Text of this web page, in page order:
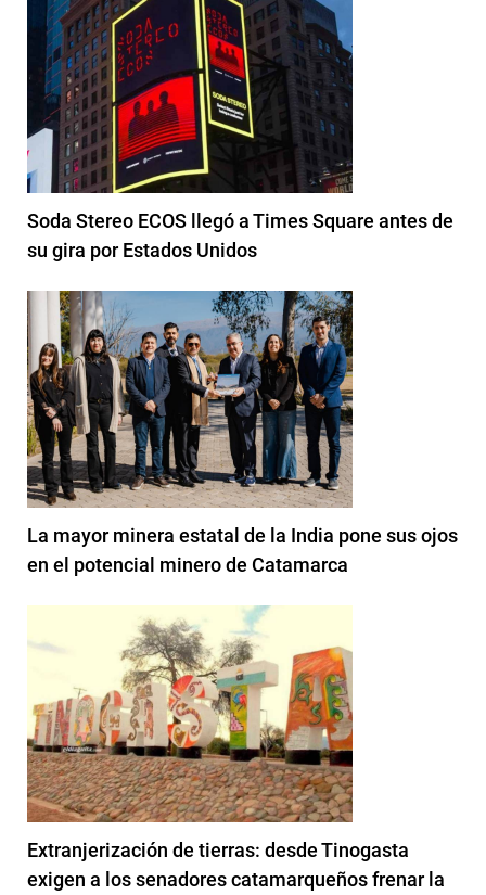
Soda Stereo ECOS llegó a Times Square antes de
su gira por Estados Unidos
La mayor minera estatal de la India pone sus ojos
en el potencial minero de Catamarca
Extranjerización de tierras: desde Tinogasta
exigen a los senadores catamarqueños frenar la